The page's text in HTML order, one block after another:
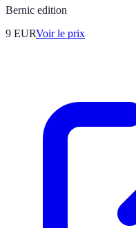
Bernic edition
9 EURVoir le prix